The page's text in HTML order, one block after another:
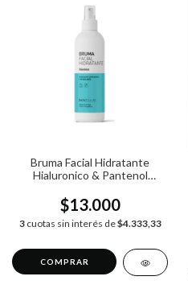
Bruma Facial Hidratante
Hialuronico & Pantenol
$13.000
3 cuotas sin interés de$4.333,33